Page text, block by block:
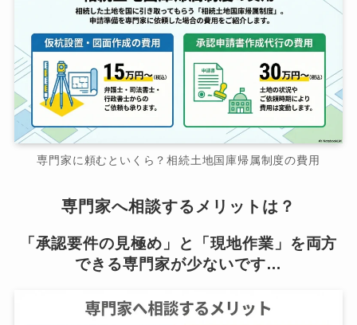
専門家に頼むといくら？相続土地国庫帰属制度の費用
専門家へ相談するメリットは？
「承認要件の見極め」と「現地作業」を両方
できる専門家が少ないです…